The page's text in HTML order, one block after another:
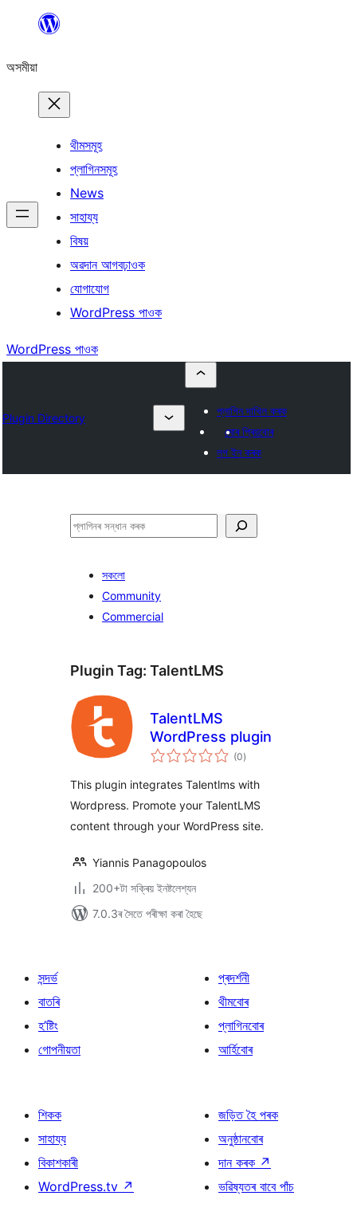
বিষয়বস্তুলৈ
অসমীয়া
থীমসমূহ
প্লাগিনসমূহ
News
সাহায্য
বিষয়
অৱদান আগবঢ়াওক
যোগাযোগ
WordPress পাওক
WordPress পাওক
Plugin Directory
প্লাগিন দাখিল কৰক
মোৰ প্ৰিয়বোৰ
লগ ইন কৰক
সন্ধান
সকলো
Community
Commercial
Plugin Tag: TalentLMS
TalentLMS
WordPress plugin
(0টা
মুঠ)
This plugin integrates Talentlms with
Wordpress. Promote your TalentLMS
content through your WordPress site.
Yiannis Panagopoulos
200+টা সক্ৰিয় ইনষ্টলেশ্যন
7.0.3ৰ সৈতে পৰীক্ষা কৰা হৈছে
সন্দৰ্ভ
বাতৰি
হ’ষ্টিং
গোপনীয়তা
প্ৰদৰ্শনী
থীমবোৰ
প্লাগিনবোৰ
আৰ্হিবোৰ
শিকক
সাহায্য
বিকাশকাৰী
WordPress.tv ↗
জড়িত হৈ পৰক
অনুষ্ঠানবোৰ
দান কৰক ↗
ভৱিষ্যতৰ বাবে পাঁচ